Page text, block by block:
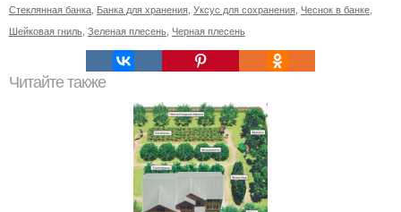
Стеклянная банка Банка для хранения Уксус для сохранения Чеснок в банке
Шейковая гниль Зеленая плесень Черная плесень
Читайте также